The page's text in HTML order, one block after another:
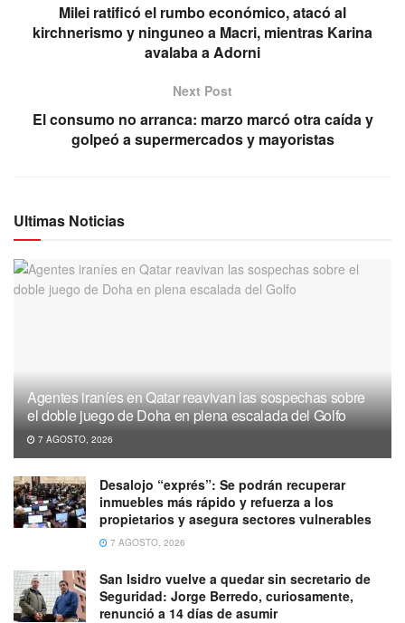
Milei ratificó el rumbo económico, atacó al
kirchnerismo y ninguneo a Macri, mientras Karina
avalaba a Adorni
Next Post
El consumo no arranca: marzo marcó otra caída y
golpeó a supermercados y mayoristas
Ultimas Noticias
Agentes iraníes en Qatar reavivan las sospechas sobre
el doble juego de Doha en plena escalada del Golfo
7 AGOSTO, 2026
Desalojo “exprés”: Se podrán recuperar
inmuebles más rápido y refuerza a los
propietarios y asegura sectores vulnerables
7 AGOSTO, 2026
San Isidro vuelve a quedar sin secretario de
Seguridad: Jorge Berredo, curiosamente,
renunció a 14 días de asumir